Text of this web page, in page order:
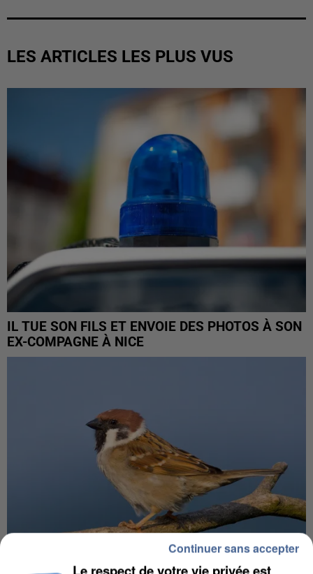
LES ARTICLES LES PLUS VUS
IL TUE SON FILS ET ENVOIE DES PHOTOS À SON
EX-COMPAGNE À NICE
Le respect de votre vie privée est
Continuer sans accepter